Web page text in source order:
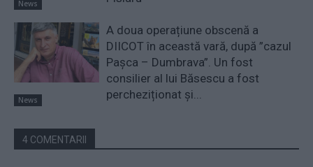
News
News
A doua operațiune obscenă a
DIICOT în această vară, după ”cazul
Pașca – Dumbrava”. Un fost
consilier al lui Băsescu a fost
percheziționat și...
4 COMENTARII